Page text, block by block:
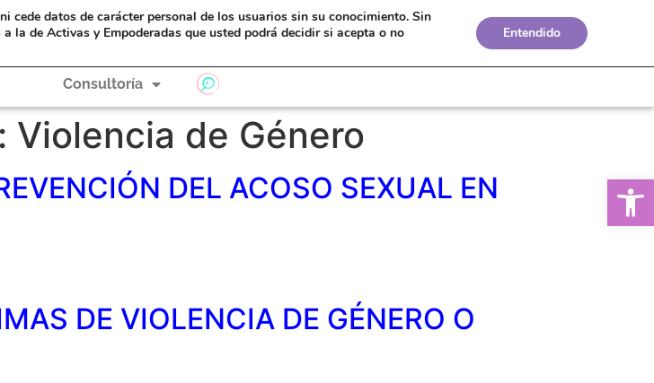
A Hombros de Gigantas Bolsa de Empleo Biblioteca
Consultoría
Violencia de Género
DEL ACOSO SEXUAL EN
DE VIOLENCIA DE GÉNERO O
datos de carácter personal de los usuarios sin su conocimiento. Sin
la de Activas y Empoderadas que usted podrá decidir si acepta o no
Entendido